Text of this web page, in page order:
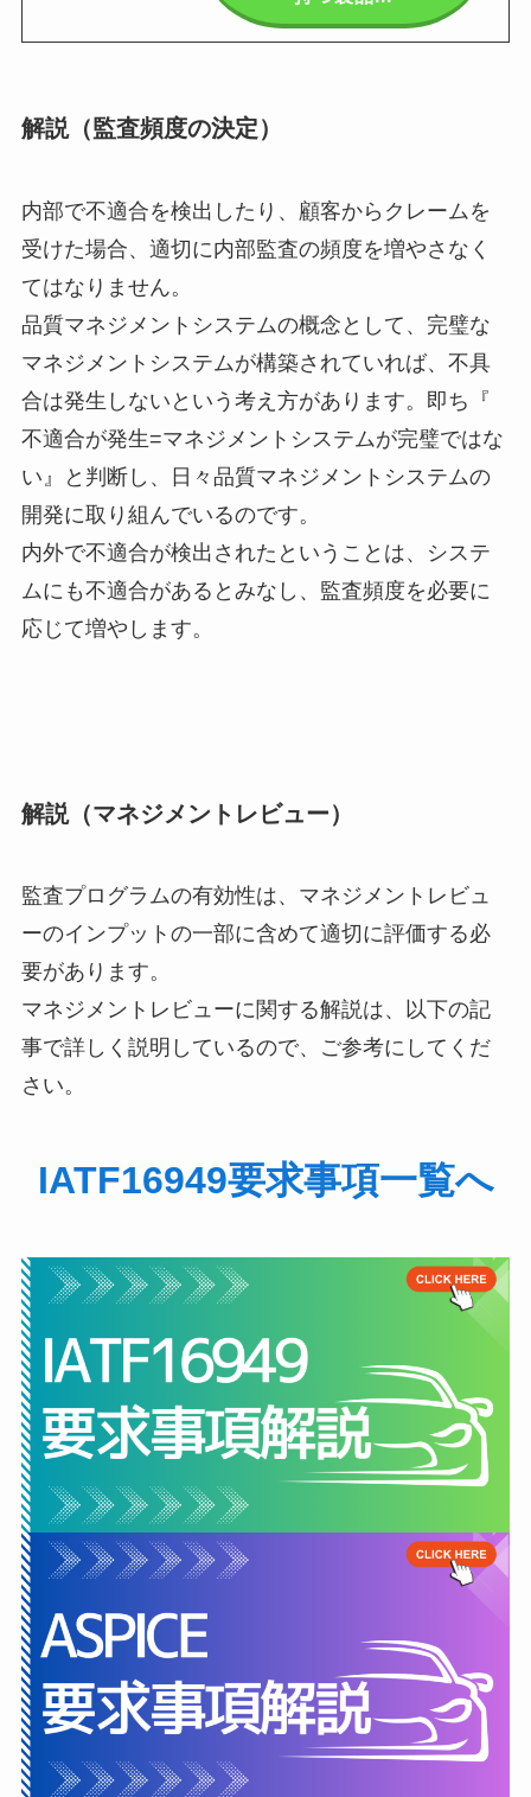
解説（監査頻度の決定）
内部で不適合を検出したり、顧客からクレームを
受けた場合、 適切に内部監査の頻度を増やさなく
てはなりません。
品質マネジメントシステムの概念として、 完璧な
マネジメントシステムが構築されていれば、 不具
合は発生しないという考え方があります。即ち『
不適合が発生=マネジメントシステムが完璧ではな
い』と判断し、
日々品質マネジメントシステムの
開発に取り組んでいるのです。
内外で不適合が検出されたということは、
システ
ムにも不適合があるとみなし、 監査頻度を必要に
応じて増やします。
解説（マネジメントレビュー）
監査プログラムの有効性は、 マネジメントレビュ
ーのインプットの一部に含めて適切に評価する必
要があります。
マネジメントレビューに関する解説は、
以下の記
事で詳しく説明しているので、ご参考にしてくだ
さい。
IATF16949要求事項一覧へ